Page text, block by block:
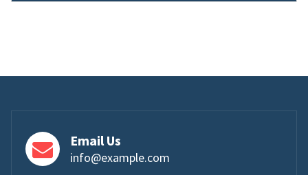
Email Us
info@example.com